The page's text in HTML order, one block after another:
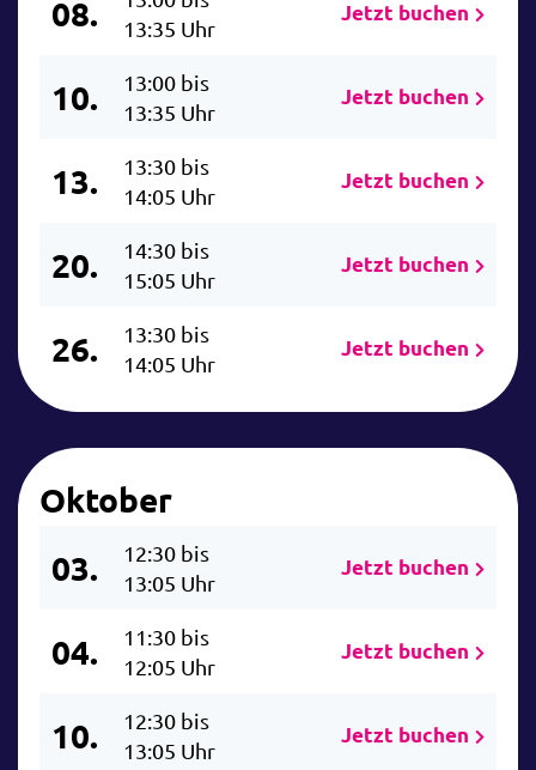
08.
13:35 Uhr
Jetzt buchen
10.
13:00 bis
13:35 Uhr
Jetzt buchen
13.
13:30 bis
14:05 Uhr
Jetzt buchen
20.
14:30 bis
15:05 Uhr
Jetzt buchen
26.
13:30 bis
14:05 Uhr
Jetzt buchen
Oktober
03.
12:30 bis
13:05 Uhr
Jetzt buchen
04.
11:30 bis
12:05 Uhr
Jetzt buchen
10.
12:30 bis
13:05 Uhr
Jetzt buchen